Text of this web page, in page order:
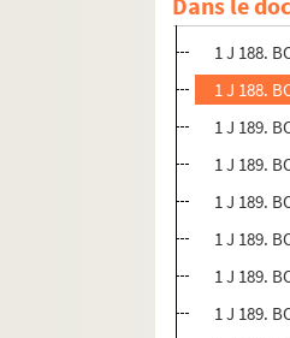
1 J 188.
1 J 188.
1 J 188.
1 J 189.
1 J 189.
1 J 189.
1 J 189.
1 J 189.
1 J 189.